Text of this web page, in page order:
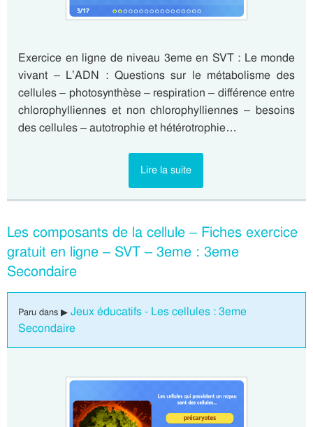
Exercice en ligne de niveau 3eme en SVT : Le monde
vivant – L’ADN : Questions sur le métabolisme des
cellules – photosynthèse – respiration – différence entre
chlorophylliennes et non chlorophylliennes – besoins
des cellules – autotrophie et hétérotrophie…
Lire la suite
Les composants de la cellule – Fiches exercice
gratuit en ligne – SVT – 3eme : 3eme
Secondaire
Paru dans ▶ Jeux éducatifs - Les cellules : 3eme
Secondaire